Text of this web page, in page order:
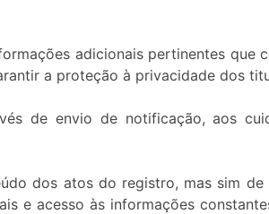
adicionais pertinentes que
a proteção à privacidade dos
de envio de notificação, aos
dos atos do registro, mas sim de
e acesso às informações